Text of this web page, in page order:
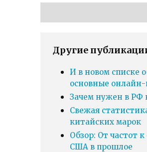
Другие
И в новом списке
основные
Зачем нужен в РФ
Свежая
китайских марок
Обзор: От частот
США в прошлое